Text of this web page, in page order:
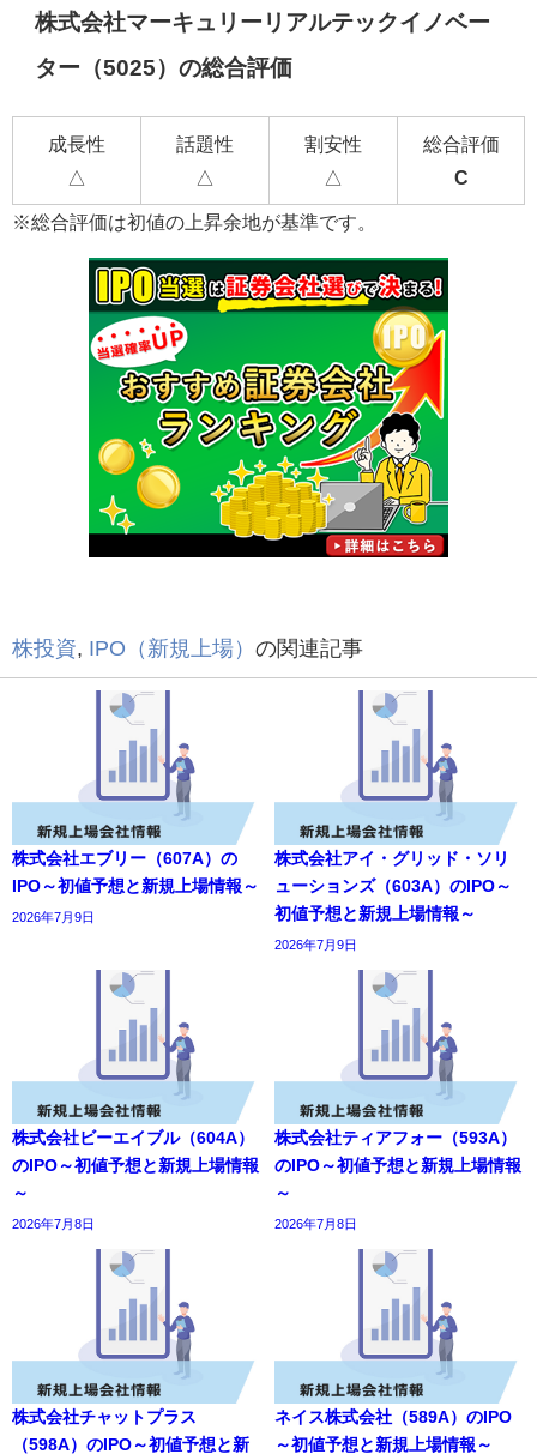
株式会社マーキュリーリアルテックイノベー
ター（5025）の総合評価
成長性
△
話題性
△
割安性
△
総合評価
C
※総合評価は初値の上昇余地が基準です。
株投資, IPO（新規上場） の関連記事
株式会社エブリー（607A）の
IPO～初値予想と新規上場情報～
2026年7月9日
株式会社アイ・グリッド・ソリ
ューションズ（603A）のIPO～
初値予想と新規上場情報～
2026年7月9日
株式会社ビーエイブル（604A）
のIPO～初値予想と新規上場情報
～
2026年7月8日
株式会社ティアフォー（593A）
のIPO～初値予想と新規上場情報
～
2026年7月8日
株式会社チャットプラス
（598A）のIPO～初値予想と新
ネイス株式会社（589A）のIPO
～初値予想と新規上場情報～